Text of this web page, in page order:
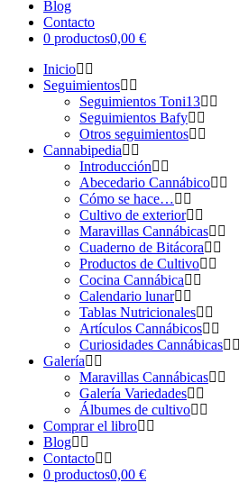
Blog
Contacto
0 productos0,00 €
Inicio
Seguimientos
Seguimientos Toni13
Seguimientos Bafy
Otros seguimientos
Cannabipedia
Introducción
Abecedario Cannábico
Cómo se hace…
Cultivo de exterior
Maravillas Cannábicas
Cuaderno de Bitácora
Productos de Cultivo
Cocina Cannábica
Calendario lunar
Tablas Nutricionales
Artículos Cannábicos
Curiosidades Cannábicas
Galería
Maravillas Cannábicas
Galería Variedades
Álbumes de cultivo
Comprar el libro
Blog
Contacto
0 productos0,00 €